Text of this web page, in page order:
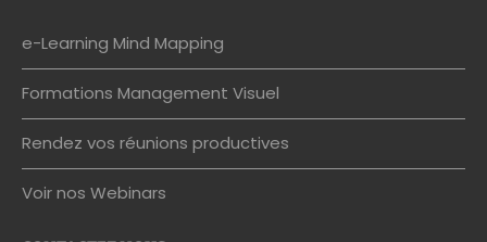
e-Learning Mind Mapping
Formations Management Visuel
Rendez vos réunions productives
Voir nos Webinars